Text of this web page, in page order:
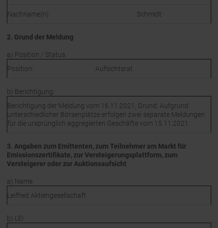
Nachname(n): Schmidt
2. Grund der Meldung
a) Position / Status
Position:
Aufsichtsrat
b) Berichtigung
Berichtigung der Meldung vom 16.11.2021, Grund: Aufgrund
unterschiedlicher Börsenplätze erfolgen zwei separate Meldungen
für die ursprünglich aggregierten Geschäfte vom 15.11.2021.
3. Angaben zum Emittenten, zum Teilnehmer am Markt für
Emissionszertifikate, zur Versteigerungsplattform, zum
Versteigerer oder zur Auktionsaufsicht
a) Name
Leifheit Aktiengesellschaft
b) LEI